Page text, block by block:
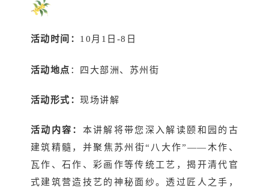
活动时间： 10月1日-8日
活动地点 ：四大部洲、苏州街
活动形式：现场讲解
活动内容： 本讲解将带您深入解读颐和园的古
建筑精髓，并聚焦苏州街“八大作”——木作、
瓦作、石作、彩画作等传统工艺，揭开清代官
式建筑营造技艺的神秘面纱。透过匠人之手，